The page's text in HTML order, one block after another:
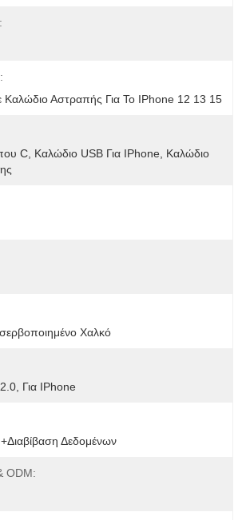
Καλώδιο Αστραπής Για Το IPhone 12 13 15
C, Καλώδιο USB Για IPhone, Καλώδιο
Χαλκό
Για IPhone
Δεδομένων
ODM: